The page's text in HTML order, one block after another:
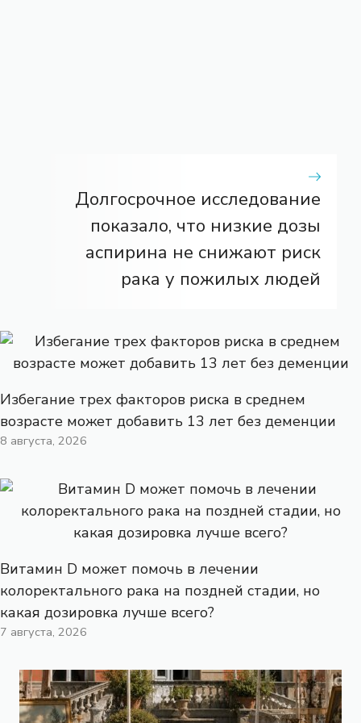
Долгосрочное исследование
показало, что низкие дозы
аспирина не снижают риск
рака у пожилых людей
Избегание трех факторов риска в среднем
возрасте может добавить 13 лет без деменции
8 августа, 2026
Витамин D может помочь в лечении
колоректального рака на поздней стадии, но
какая дозировка лучше всего?
7 августа, 2026